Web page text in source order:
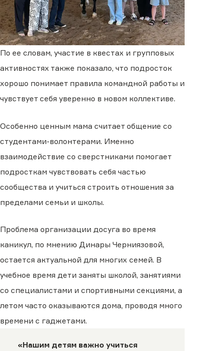
По ее словам, участие в квестах и групповых
активностях также показало, что подросток
хорошо понимает правила командной работы и
чувствует себя уверенно в новом коллективе.
Особенно ценным мама считает общение со
студентами-волонтерами. Именно
взаимодействие со сверстниками помогает
подросткам чувствовать себя частью
сообщества и учиться строить отношения за
пределами семьи и школы.
Проблема организации досуга во время
каникул, по мнению Динары Черниязовой,
остается актуальной для многих семей. В
учебное время дети заняты школой, занятиями
со специалистами и спортивными секциями, а
летом часто оказываются дома, проводя много
времени с гаджетами.
«Нашим детям важно учиться